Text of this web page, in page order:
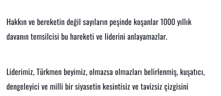
Hakkın ve bereketin değil sayıların peşinde koşanlar 1000 yıllık
davanın temsilcisi bu hareketi ve liderini anlayamazlar.
Liderimiz, Türkmen beyimiz, olmazsa olmazları belirlenmiş, kuşatıcı,
dengeleyici ve milli bir siyasetin kesintisiz ve tavizsiz çizgisini